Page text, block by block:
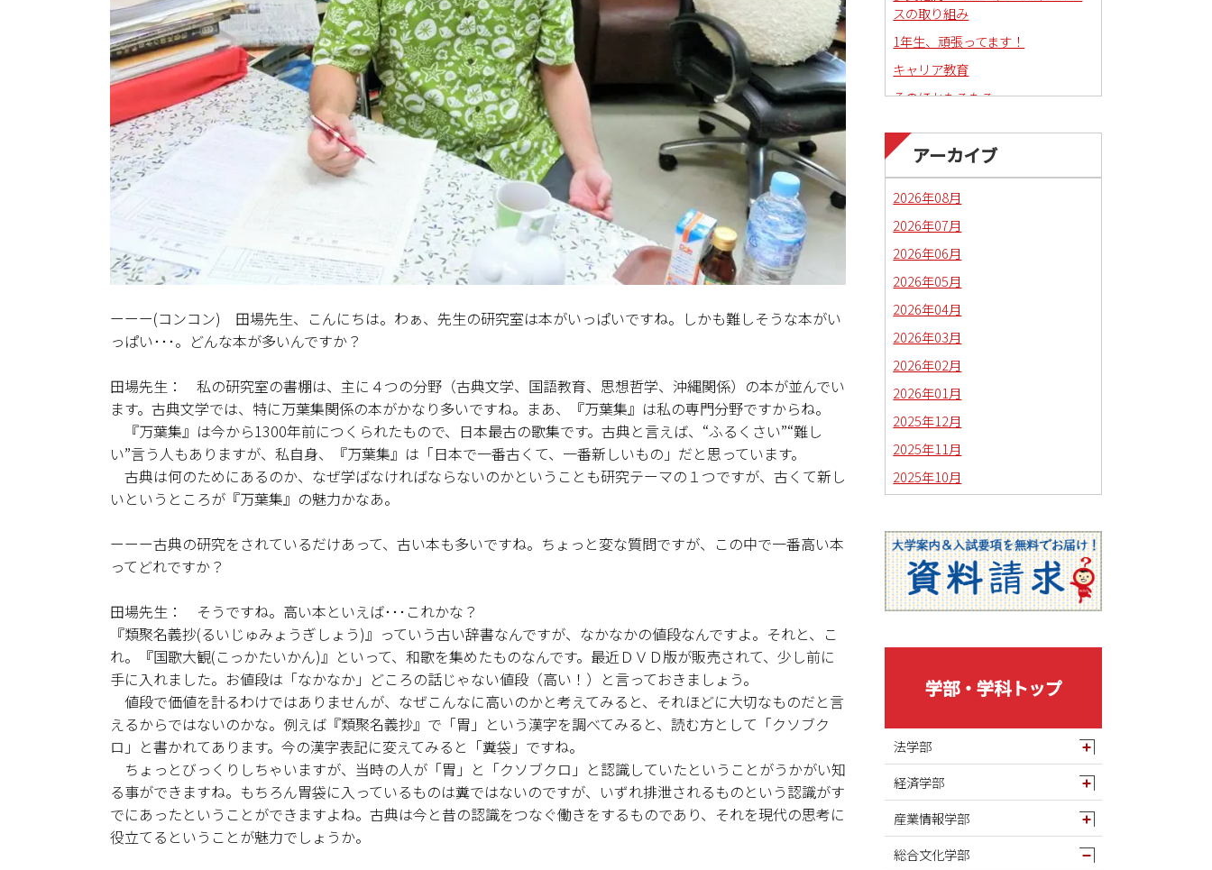
ーーー(コンコン) 田場先生、こんにちは。わぁ、先生の研究室は本がいっぱいですね。しかも難しそうな本がい
っぱい･･･。どんな本が多いんですか？
田場先生： 私の研究室の書棚は、主に４つの分野（古典文学、国語教育、思想哲学、沖縄関係）の本が並んでい
ます。古典文学では、特に万葉集関係の本がかなり多いですね。まあ、『万葉集』は私の専門分野ですからね。
『万葉集』は今から1300年前につくられたもので、日本最古の歌集です。古典と言えば、“ふるくさい”“難し
い”言う人もありますが、私自身、『万葉集』は「日本で一番古くて、一番新しいもの」だと思っています。
古典は何のためにあるのか、なぜ学ばなければならないのかということも研究テーマの１つですが、古くて新し
いというところが『万葉集』の魅力かなあ。
ーーー古典の研究をされているだけあって、古い本も多いですね。ちょっと変な質問ですが、この中で一番高い本
ってどれですか？
田場先生： そうですね。高い本といえば･･･これかな？
『類聚名義抄(るいじゅみょうぎしょう)』っていう古い辞書なんですが、なかなかの値段なんですよ。それと、こ
れ。『国歌大観(こっかたいかん)』といって、和歌を集めたものなんです。最近ＤＶＤ版が販売されて、少し前に
手に入れました。お値段は「なかなか」どころの話じゃない値段（高い！）と言っておきましょう。
値段で価値を計るわけではありませんが、なぜこんなに高いのかと考えてみると、それほどに大切なものだと言
えるからではないのかな。例えば『類聚名義抄』で「胃」という漢字を調べてみると、読む方として「クソブク
ロ」と書かれてあります。今の漢字表記に変えてみると「糞袋」ですね。
ちょっとびっくりしちゃいますが、当時の人が「胃」と「クソブクロ」と認識していたということがうかがい知
る事ができますね。もちろん胃袋に入っているものは糞ではないのですが、いずれ排泄されるものという認識がす
でにあったということができますよね。古典は今と昔の認識をつなぐ働きをするものであり、それを現代の思考に
役立てるということが魅力でしょうか。
スの取り組み
1年生、頑張ってます！
キャリア教育
そのほかもろもろ
日本語教育副専攻課程通信(日本語
琉球沖縄文化コースの取り組み
アーカイブ
2026年08月
2026年07月
2026年06月
2026年05月
2026年04月
2026年03月
2026年02月
2026年01月
2025年12月
2025年11月
2025年10月
2025年08月
2025年07月
2025年06月
2025年05月
2025年04月
2025年02月
2025年01月
2024年12月
2024年11月
2024年10月
2024年09月
学部・学科トップ
法学部
経済学部
産業情報学部
総合文化学部